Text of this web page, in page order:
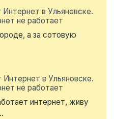
Интернет в Ульяновске.
не работает
а за сотовую
Интернет в Ульяновске.
не работает
интернет, живу